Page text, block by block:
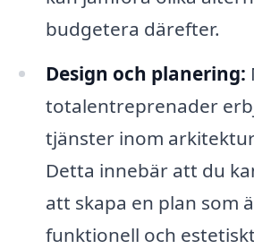
budgetera därefter.
Design och planering:
totalentreprenader
tjänster inom
Detta innebär att du
att skapa en plan som
funktionell och